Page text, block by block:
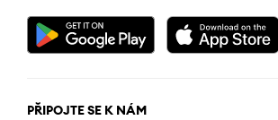
PŘIPOJTE SE K NÁM